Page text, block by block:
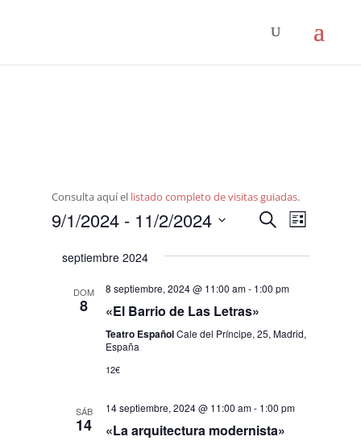
Consulta aquí el listado completo de visitas guiadas.
búsqueda
y
vistas
de
Eventos
Buscar
de
vistas
Lista
9/1/2024 - 11/2/2024
fecha.
septiembre 2024
DOM
8
8 septiembre, 2024 @ 11:00 am- 1:00 pm
«El Barrio de Las Letras»
Teatro EspañolCale del Príncipe, 25, Madrid,
España
12€
SÁB
14
14 septiembre, 2024 @ 11:00 am- 1:00 pm
«La arquitectura modernista»